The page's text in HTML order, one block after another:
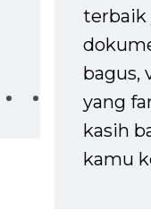
terbaik
bagus,
yang
kasih
kamu